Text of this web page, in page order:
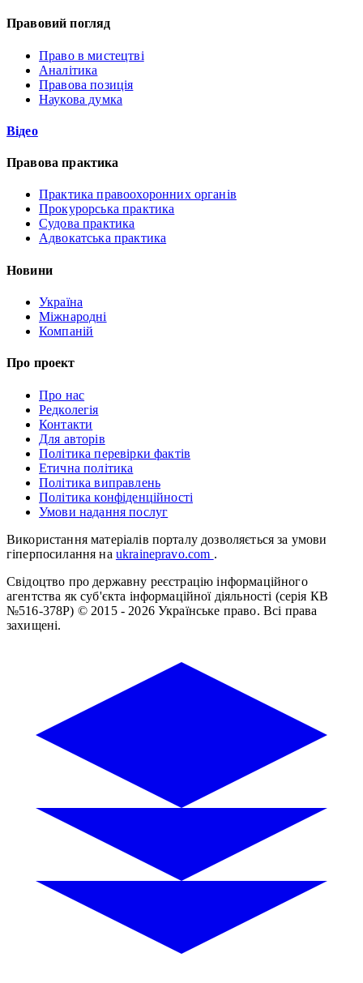
Правовий погляд
Право в мистецтві
Аналітика
Правова позиція
Наукова думка
Відео
Правова практика
Практика правоохоронних органів
Прокурорська практика
Судова практика
Адвокатська практика
Новини
Україна
Міжнародні
Компаній
Про проект
Про нас
Редколегія
Контакти
Для авторів
Політика перевірки фактів
Етична політика
Політика виправлень
Політика конфіденційності
Умови надання послуг
Використання матеріалів порталу дозволяється за умови
гіперпосилання на ukrainepravo.com .
Свідоцтво про державну реєстрацію інформаційного
агентства як суб'єкта інформаційної діяльності (серія КВ
№516-378Р) © 2015 - 2026 Українське право. Всі права
захищені.